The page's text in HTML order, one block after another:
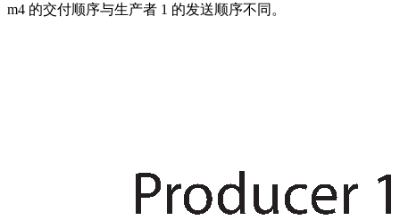
m4 的交付顺序与生产者 1 的发送顺序不同。